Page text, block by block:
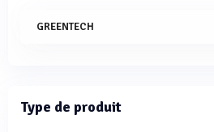
GREENTECH
Type de produit